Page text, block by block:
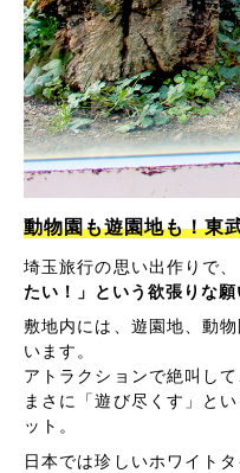
動物園も遊園地も！東
埼玉旅行の思い出作りで、
たい！」という欲張りな
敷地内には、遊園地、動
います。
アトラクションで絶叫し
まさに「遊び尽くす」と
ット。
日本では珍しいホワイト